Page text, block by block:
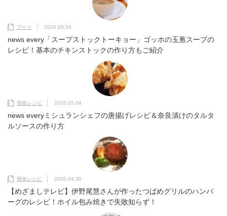
フード 2020.05.04
news every「スープストックトーキョー」ゴッホの玉葱スープの
レシピ！基本のチキンストックの作り方もご紹介
簡単レシピ 2020.05.04
news everyミシュランシェフの唐揚げレシピ＆奈良漬けのタルタ
ルソースの作り方
簡単レシピ 2020.04.30
【めざましテレビ】伊野尾慧さんが作ったつばめグリルのハンバ
ーグのレシピ！ホイル包み焼きで失敗知らず！